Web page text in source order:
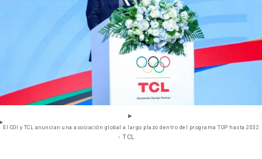
El COI y TCL anuncian una asociación global a largo plazo dentro del programa TOP hasta 2032
- TCL